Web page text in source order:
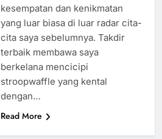
kesempatan dan kenikmatan
yang luar biasa di luar radar cita-
cita saya sebelumnya. Takdir
terbaik membawa saya
berkelana mencicipi
stroopwaffle yang kental
dengan…
Read More